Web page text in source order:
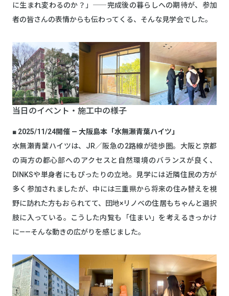
に生まれ変わるのか？」――完成後の暮らしへの期待が、参加
者の皆さんの表情からも伝わってくる、そんな見学会でした。
当日のイベント・施工中の様子
■ 2025/11/24開催 — 大阪島本「水無瀬青葉ハイツ」
水無瀬青葉ハイツは、JR／阪急の2路線が徒歩圏。大阪と京都
の両方の都心部へのアクセスと自然環境のバランスが良く、
DINKSや単身者にもぴったりの立地。見学には近隣住民の方が
多く参加されましたが、中には三重県から将来の住み替えを視
野に訪れた方もおられてて、団地×リノベの住居もちゃんと選択
肢に入っている。こうした内覧も「住まい」を考えるきっかけ
に——そんな動きの広がりを感じました。